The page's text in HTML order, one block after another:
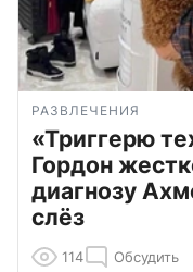
РАЗВЛЕЧЕНИЯ
«Триггерю
Гордон
диагнозу
слёз
114 Обсудить